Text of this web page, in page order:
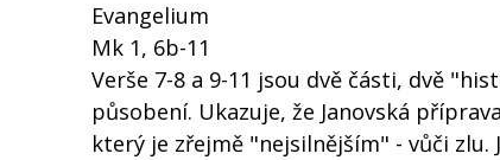
Evangelium
Mk 1, 6b-11
Verše 7-8 a 9-11 jsou dvě části, dvě
působení. Ukazuje, že Janovská
který je zřejmě "nejsilnějším" - vůči